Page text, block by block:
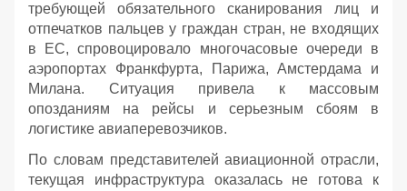
требующей обязательного сканирования лиц и
отпечатков пальцев у граждан стран, не входящих
в ЕС, спровоцировало многочасовые очереди в
аэропортах Франкфурта, Парижа, Амстердама и
Милана. Ситуация привела к массовым
опозданиям на рейсы и серьезным сбоям в
логистике авиаперевозчиков.
По словам представителей авиационной отрасли,
текущая инфраструктура оказалась не готова к